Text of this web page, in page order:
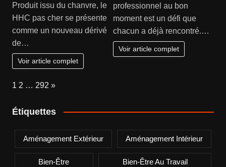
Produit issu du chanvre, le
HHC pas cher se présente
comme un nouveau dérivé
de…
Voir article complet
professionnel au bon
moment est un défi que
chacun a déjà rencontré.…
Voir article complet
Page:
1 2 … 292 Next
»
Étiquettes
Aménagement Extérieur Aménagement Intérieur
Bien-Être Bien-Être Au Travail